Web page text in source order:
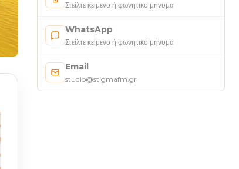
Στείλτε κείμενο ή φωνητικό μήνυμα
WhatsApp
Στείλτε κείμενο ή φωνητικό μήνυμα
Email
studio@stigmafm.gr